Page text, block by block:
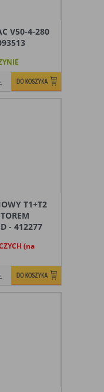
V50-4-280
T1+T2
- 412277
(na